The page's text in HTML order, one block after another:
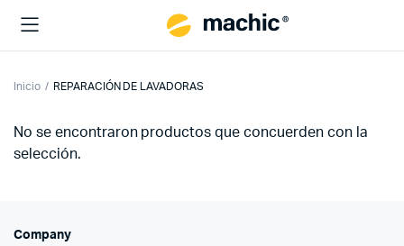
Inicio REPARACIÓN DE LAVADORAS
No se encontraron productos que concuerden con la
selección.
Company